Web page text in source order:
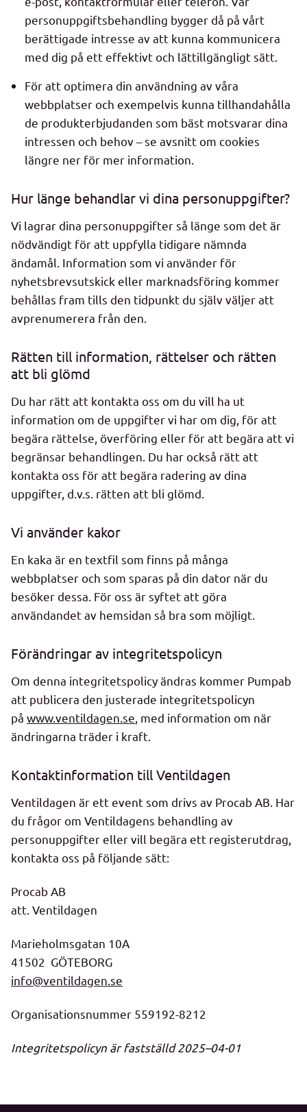
personuppgiftsbehandling bygger då på vårt
berättigade intresse av att kunna kommunicera
med dig på ett effektivt och lättillgängligt sätt.
För att optimera din användning av våra
webbplatser och exempelvis kunna tillhandahålla
de produkterbjudanden som bäst motsvarar dina
intressen och behov – se avsnitt om cookies
längre ner för mer information.
Hur länge behandlar vi dina personuppgifter?
Vi lagrar dina personuppgifter så länge som det är
nödvändigt för att uppfylla tidigare nämnda
ändamål. Information som vi använder för
nyhetsbrevsutskick eller marknadsföring kommer
behållas fram tills den tidpunkt du själv väljer att
avprenumerera från den.
Rätten till information, rättelser och rätten
att bli glömd
Du har rätt att kontakta oss om du vill ha ut
information om de uppgifter vi har om dig, för att
begära rättelse, överföring eller för att begära att vi
begränsar behandlingen. Du har också rätt att
kontakta oss för att begära radering av dina
uppgifter, d.v.s. rätten att bli glömd.
Vi använder kakor
En kaka är en textfil som finns på många
webbplatser och som sparas på din dator när du
besöker dessa. För oss är syftet att göra
användandet av hemsidan så bra som möjligt.
Förändringar av integritetspolicyn
Om denna integritetspolicy ändras kommer Pumpab
att publicera den justerade integritetspolicyn
på www.ventildagen.se , med information om när
ändringarna träder i kraft.
Kontaktinformation till Ventildagen
Ventildagen är ett event som drivs av Procab AB. Har
du frågor om Ventildagens behandling av
personuppgifter eller vill begära ett registerutdrag,
kontakta oss på följande sätt:
Procab AB
att. Ventildagen
Marieholmsgatan 10A
41502 GÖTEBORG
info@ventildagen.se
Organisationsnummer 559192-8212
Integritetspolicyn är fastställd 2025–04-01